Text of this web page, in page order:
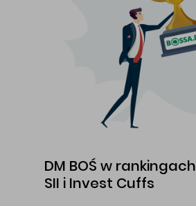
DM BOŚ w rankingach
SII i Invest Cuffs